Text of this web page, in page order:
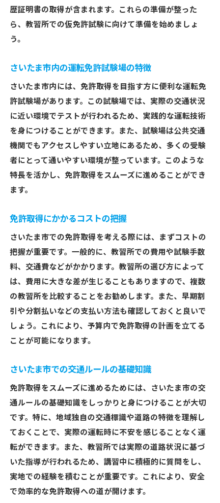
仮免許試験の内容と合格のコツ
実技試験で陥りやすいミスを回避する
仮免許取得後のスムーズな進行方法
さいたま市内の仮免許試験合格率と対策
運転技術を磨くための効果的な教習プランと
は？
実地教習でスキルアップする方法
個別指導の利点と活用法
自信を持って運転するための秘訣
インストラクターとのコミュニケーション
術
さいたま市での学科教習を効率よくクリアする
コツ
効果的な学科教習の受け方
さいたま市の学科試験で頻出する問題
オンライン学習を活用した効率的な学び方
学科試験対策に役立つ参考書と教材
実践問題で学科試験に備える
本免許試験に向けた準備のポイントと心構え
本免許試験に合格するための重要ポイント
試験当日の流れと注意事項
メンタル面の準備と自信の持ち方
失敗を恐れず試験に挑むための心構え
さいたま市での試験場の雰囲気と対策
合格者が語る運転試験の成功の秘訣
歴証明書の取得が含まれます。これらの準備が整った
ら、教習所での仮免許試験に向けて準備を始めましょ
う。
さいたま市内の運転免許試験場の特徴
さいたま市内には、免許取得を目指す方に便利な運転免
許試験場があります。この試験場では、実際の交通状況
に近い環境でテストが行われるため、実践的な運転技術
を身につけることができます。また、試験場は公共交通
機関でもアクセスしやすい立地にあるため、多くの受験
者にとって通いやすい環境が整っています。このような
特長を活かし、免許取得をスムーズに進めることができ
ます。
免許取得にかかるコストの把握
さいたま市での免許取得を考える際には、まずコストの
把握が重要です。一般的に、教習所での費用や試験手数
料、交通費などがかかります。教習所の選び方によって
は、費用に大きな差が生じることもありますので、複数
の教習所を比較することをお勧めします。また、早期割
引や分割払いなどの支払い方法も確認しておくと良いで
しょう。これにより、予算内で免許取得の計画を立てる
ことが可能になります。
さいたま市での交通ルールの基礎知識
免許取得をスムーズに進めるためには、さいたま市の交
通ルールの基礎知識をしっかりと身につけることが大切
です。特に、地域独自の交通標識や道路の特徴を理解し
ておくことで、実際の運転時に不安を感じることなく運
転ができます。また、教習所では実際の道路状況に基づ
いた指導が行われるため、講習中に積極的に質問をし、
実地での経験を積むことが重要です。これにより、安全
で効率的な免許取得への道が開けます。